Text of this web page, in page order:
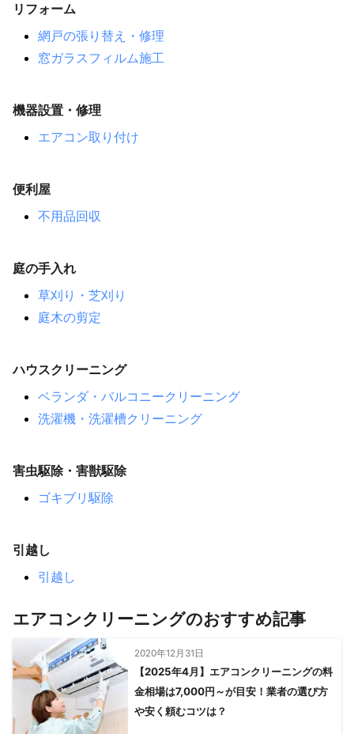
リフォーム
網戸の張り替え・修理
窓ガラスフィルム施工
機器設置・修理
エアコン取り付け
便利屋
不用品回収
庭の手入れ
草刈り・芝刈り
庭木の剪定
ハウスクリーニング
ベランダ・バルコニークリーニング
洗濯機・洗濯槽クリーニング
害虫駆除・害獣駆除
ゴキブリ駆除
引越し
引越し
エアコンクリーニングのおすすめ記事
2020年12月31日
【2025年4月】エアコンクリーニングの料
金相場は7,000円～が目安！業者の選び方
や安く頼むコツは？